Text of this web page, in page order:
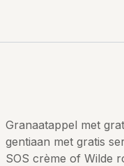
Granaatappel met
gentiaan met gratis
SOS crème of Wilde